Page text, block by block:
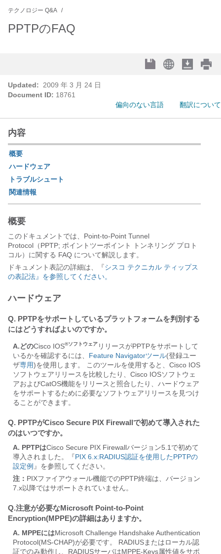
テクノロジー Q&A
PPTPのFAQ
Updated:
2009 年 3 月 24 日
Document ID: 18761
偏向のない言語
翻訳について
内容
概要
ハードウェア
トラブルシュート
関連情報
概要
このドキュメントでは、Point-to-Point Tunnel
Protocol（PPTP; ポイントツーポイント トンネリング プロト
コル）に関する FAQ について解説します。
ドキュメント表記の詳細は、『シスコ テクニカル ティップス
の表記法』を参照してください。
ハードウェア
Q. PPTPをサポートしているプラットフォームを判別する
にはどうすればよいのですか。
A.どのCisco IOS®ソフトウェア リリースがPPTPをサポートして
いるかを確認するには、 Feature Navigatorツール(登録ユー
ザ専用)を使用します。 このツールを使用すると、Cisco IOS
ソフトウェアリリースを比較したり、Cisco IOSソフトウェ
アおよびCatOS機能をリリースと照合したり、ハードウェア
をサポートするために必要なソフトウェアリリースを見つけ
ることができます。
Q. PPTPがCisco Secure PIX Firewallで初めて導入された
のはいつですか。
A. PPTPはCisco Secure PIX Firewallバージョン5.1で初めて
導入されました。『PIX 6.x:RADIUS認証を使用したPPTPの
設定例 』を参照してください。
注： PIXファイアウォール機能でのPPTP終端は、バージョン
7.x以降ではサポートされていません。
Q.注意が必要なMicrosoft Point-to-Point
Encryption(MPPE)の詳細はありますか。
A. MPPEにはMicrosoft Challenge Handshake Authentication
Protocol(MS-CHAP)が必要です。 RADIUSまたはローカル認
証でのみ動作し、RADIUSサーバはMPPE-Keys属性値をサポ